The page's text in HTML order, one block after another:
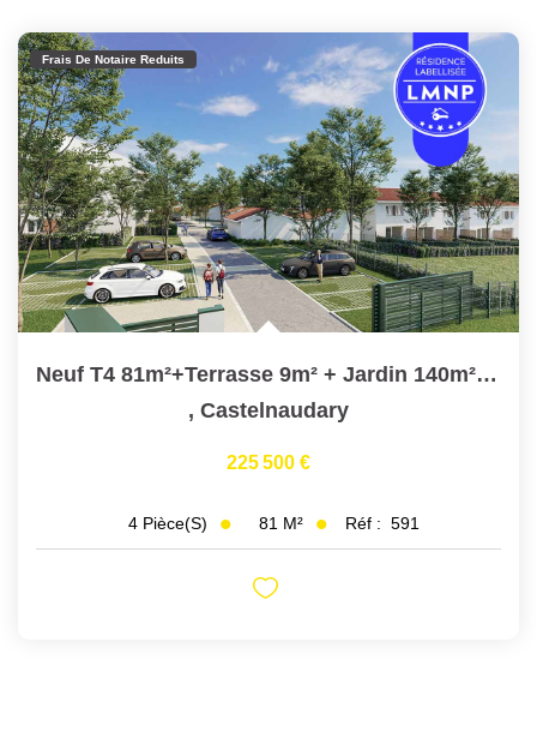
CONTACT
Frais De Notaire Reduits
Neuf T4 81m²+Terrasse 9m² + Jardin 140m² +Parking ...
, Castelnaudary
225 500 €
4 Pièce(s) 81 M² Réf : 591